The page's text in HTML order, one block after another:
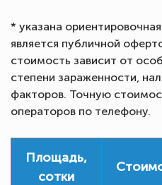
* указана
является публичной
стоимость зависит от
степени зараженности,
факторов. Точную
операторов по телефону.
Площадь,
сотки